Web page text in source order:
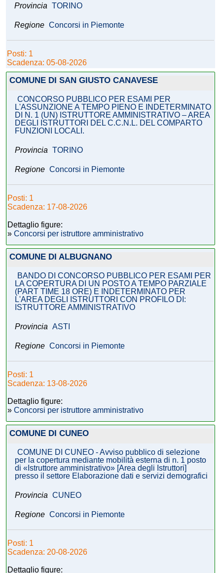
Provincia TORINO
Regione Concorsi in Piemonte
Posti: 1
Scadenza: 05-08-2026
COMUNE DI SAN GIUSTO CANAVESE
CONCORSO PUBBLICO PER ESAMI PER
L'ASSUNZIONE A TEMPO PIENO E INDETERMINATO
DI N. 1 (UN) ISTRUTTORE AMMINISTRATIVO – AREA
DEGLI ISTRUTTORI DEL C.C.N.L. DEL COMPARTO
FUNZIONI LOCALI.
Provincia TORINO
Regione Concorsi in Piemonte
Posti: 1
Scadenza: 17-08-2026
Dettaglio figure:
» Concorsi per istruttore amministrativo
COMUNE DI ALBUGNANO
BANDO DI CONCORSO PUBBLICO PER ESAMI PER
LA COPERTURA DI UN POSTO A TEMPO PARZIALE
(PART TIME 18 ORE) E INDETERMINATO PER
L'AREA DEGLI ISTRUTTORI CON PROFILO DI:
ISTRUTTORE AMMINISTRATIVO
Provincia ASTI
Regione Concorsi in Piemonte
Posti: 1
Scadenza: 13-08-2026
Dettaglio figure:
» Concorsi per istruttore amministrativo
COMUNE DI CUNEO
COMUNE DI CUNEO - Avviso pubblico di selezione
per la copertura mediante mobilità esterna di n. 1 posto
di «Istruttore amministrativo» [Area degli Istruttori]
presso il settore Elaborazione dati e servizi demografici
Provincia CUNEO
Regione Concorsi in Piemonte
Posti: 1
Scadenza: 20-08-2026
Dettaglio figure: